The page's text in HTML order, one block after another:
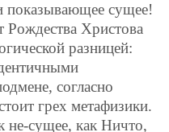
показывающее сущее!
Рождества Христова
разницей:
согласно
грех метафизики.
не-сущее, как Ничто,